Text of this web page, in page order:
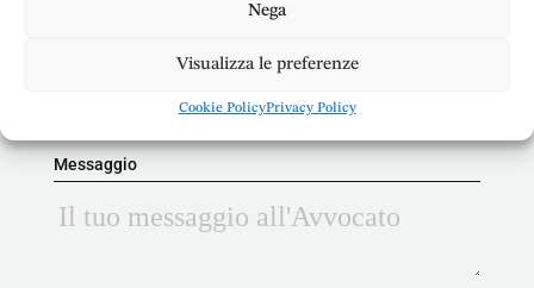
Nega
Visualizza le preferenze
Cookie PolicyPrivacy Policy
Messaggio